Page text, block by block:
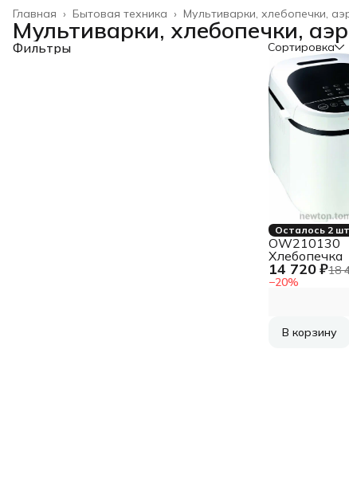
Мультиварки, хлебопечки,
Бытовая техника ›
Главная ›
Мультиварки, хлебопечки,
Фильтры Сортировка
Осталось 2
14 720 ₽18
−20%
OW210130
Хлебопечка
В корзину